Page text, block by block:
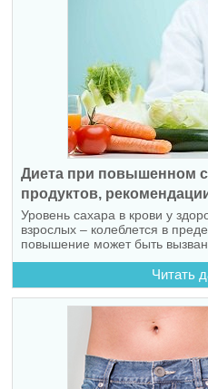
Диета при повышенном
продуктов,
Уровень сахара в крови у
взрослых – колеблется в
повышение может быть
Читать